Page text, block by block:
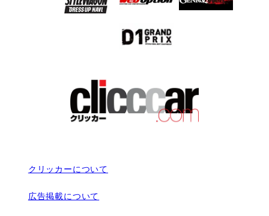
クリッカーについて
広告掲載について